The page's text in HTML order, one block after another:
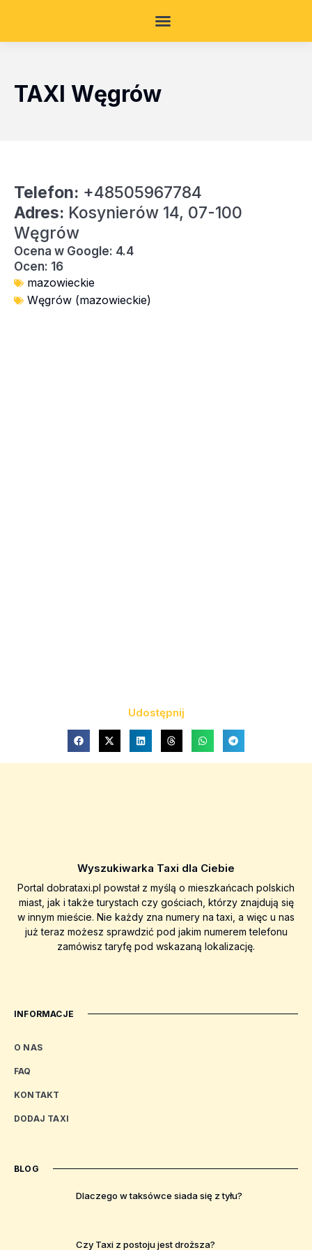
TAXI Węgrów
Telefon: +48505967784
Adres: Kosynierów 14, 07-100
Węgrów
Ocena w Google: 4.4
Ocen: 16
mazowieckie
Węgrów (mazowieckie)
Udostępnij
Wyszukiwarka Taxi dla Ciebie
Portal dobrataxi.pl powstał z myślą o mieszkańcach polskich
miast, jak i także turystach czy gościach, którzy znajdują się
w innym mieście. Nie każdy zna numery na taxi, a więc u nas
już teraz możesz sprawdzić pod jakim numerem telefonu
zamówisz taryfę pod wskazaną lokalizację.
INFORMACJE
O NAS
FAQ
KONTAKT
DODAJ TAXI
BLOG
Dlaczego w taksówce siada się z tyłu?
Czy Taxi z postoju jest droższa?